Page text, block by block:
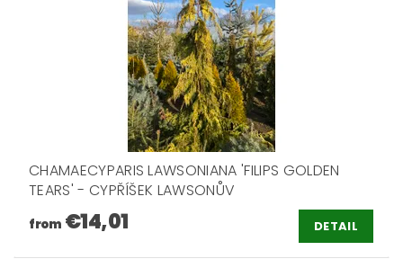
CHAMAECYPARIS LAWSONIANA 'FILIPS GOLDEN
TEARS' - CYPŘÍŠEK LAWSONŮV
from €14,01 DETAIL